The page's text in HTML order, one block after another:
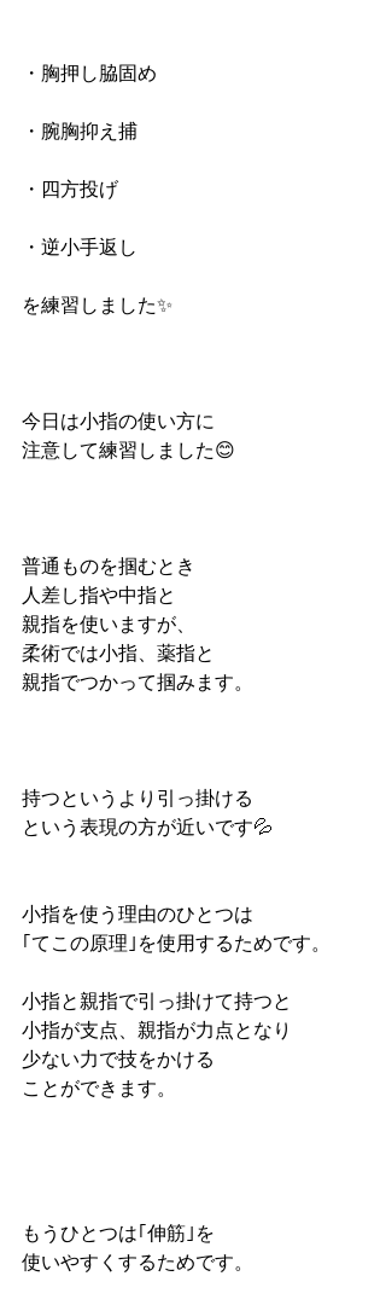
・胸押し脇固め
・腕胸抑え捕
・四方投げ
・逆小手返し
を練習しました✨
今日は小指の使い方に
注意して練習しました😊
普通ものを掴むとき
人差し指や中指と
親指を使いますが、
柔術では小指、薬指と
親指でつかって掴みます。
持つというより引っ掛ける
という表現の方が近いです💦
小指を使う理由のひとつは
｢てこの原理｣を使用するためです。
小指と親指で引っ掛けて持つと
小指が支点、親指が力点となり
少ない力で技をかける
ことができます。
もうひとつは｢伸筋｣を
使いやすくするためです。